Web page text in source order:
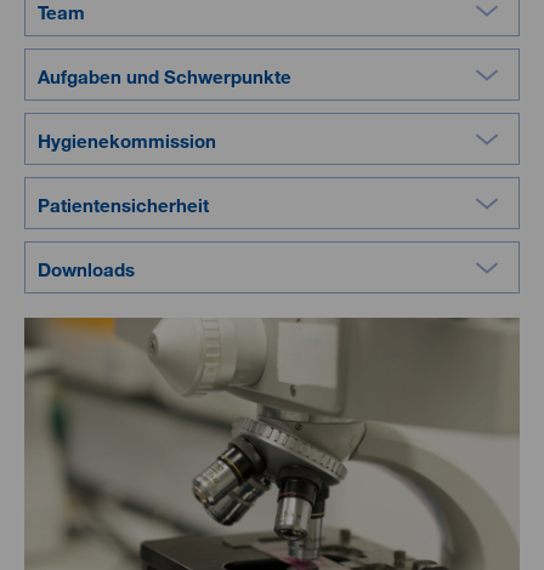
Team
Aufgaben und Schwerpunkte
Hygienekommission
Patientensicherheit
Downloads